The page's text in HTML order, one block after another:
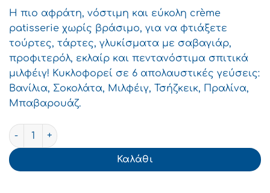
Η πιο αφράτη, νόστιμη και εύκολη crème
patisserie χωρίς βράσιμο, για να φτιάξετε
τούρτες, τάρτες, γλυκίσματα με σαβαγιάρ,
προφιτερόλ, εκλαίρ και πεντανόστιμα σπιτικά
μιλφέιγ! Κυκλοφορεί σε 6 απολαυστικές γεύσεις:
Βανίλια, Σοκολάτα, Μιλφέιγ, Τσήζκεικ, Πραλίνα,
Μπαβαρουάζ.
ΓΙΩΤΗΣ Κρέμα Ζαχαροπλαστικής Σοκολάτα Στιγμής
Καλάθι